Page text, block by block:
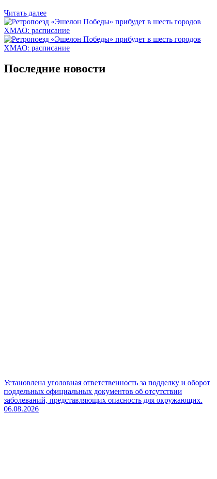
Читать далее
Последние новости
Установлена уголовная ответственность за подделку и оборот
поддельных официальных документов об отсутствии
заболеваний, представляющих опасность для окружающих.
06.08.2026